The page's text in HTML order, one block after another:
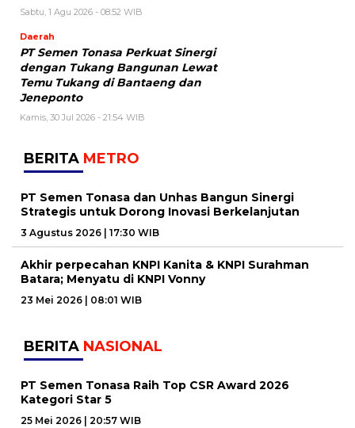
Sabtu, 1 Agu 2026 - 08:52 WIB
Daerah
PT Semen Tonasa Perkuat Sinergi
dengan Tukang Bangunan Lewat
Temu Tukang di Bantaeng dan
Jeneponto
Kamis, 30 Jul 2026 - 21:54 WIB
BERITA METRO
PT Semen Tonasa dan Unhas Bangun Sinergi
Strategis untuk Dorong Inovasi Berkelanjutan
3 Agustus 2026 | 17:30 WIB
Akhir perpecahan KNPI Kanita & KNPI Surahman
Batara; Menyatu di KNPI Vonny
23 Mei 2026 | 08:01 WIB
BERITA NASIONAL
PT Semen Tonasa Raih Top CSR Award 2026
Kategori Star 5
25 Mei 2026 | 20:57 WIB